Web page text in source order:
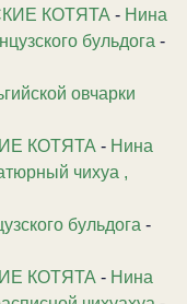
КОТЯТА - Нина
бульдога -
овчарки
КОТЯТА - Нина
чихуа ,
бульдога -
КОТЯТА - Нина